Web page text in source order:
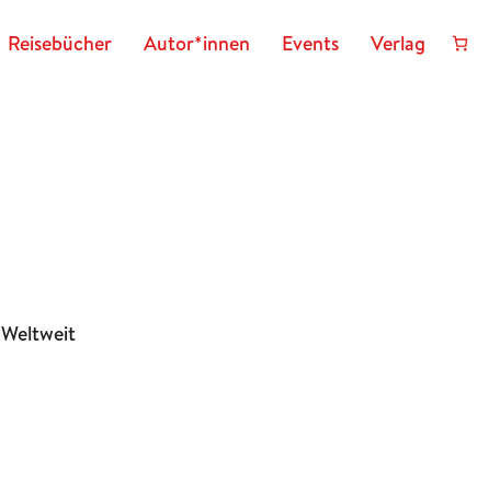
Reisebücher Autor*innen Events Verlag
Weltweit